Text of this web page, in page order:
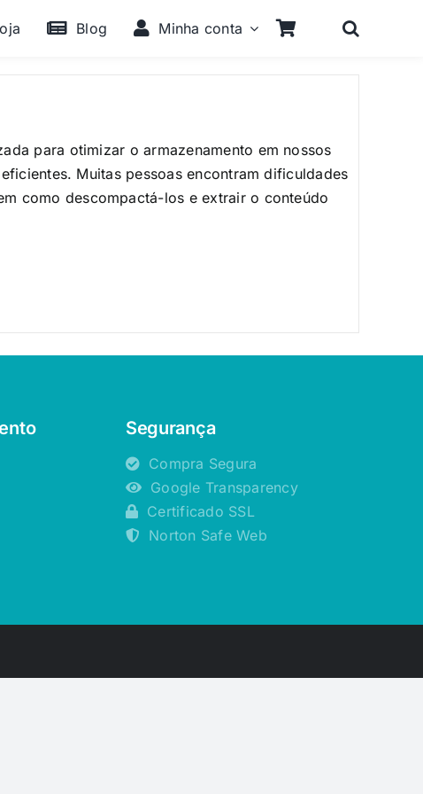
Blog Minha conta
para otimizar o armazenamento em nossos
Muitas pessoas encontram dificuldades
como descompactá-los e extrair o conteúdo
Segurança
Compra Segura
Google Transparency
Certificado SSL
Norton Safe Web